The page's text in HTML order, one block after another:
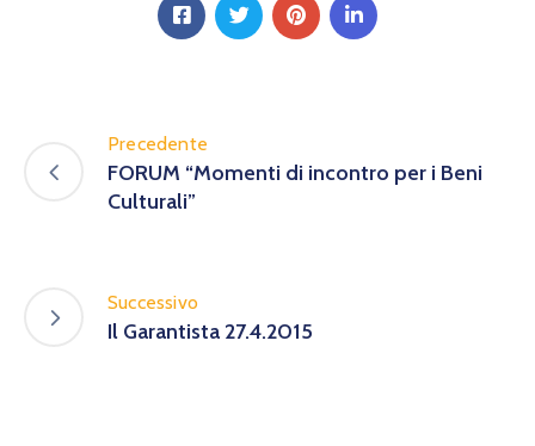
Precedente
FORUM “Momenti di incontro per i Beni
Culturali”
Successivo
Il Garantista 27.4.2015